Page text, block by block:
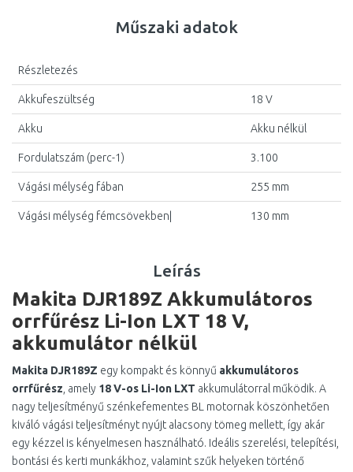
Leírás
Makita DJR189Z Akkumulátoros
orrfűrész Li-Ion LXT 18 V,
akkumulátor nélkül
Makita DJR189Z egy kompakt és könnyű akkumulátoros
orrfűrész , amely 18 V-os Li-Ion LXT akkumulátorral működik. A
nagy teljesítményű szénkefementes BL motornak köszönhetően
kiváló vágási teljesítményt nyújt alacsony tömeg mellett, így akár
egy kézzel is kényelmesen használható. Ideális szerelési, telepítési,
bontási és kerti munkákhoz, valamint szűk helyeken történő
Műszaki adatok
Részletezés
Akkufeszültség 18 V
Akku Akku nélkül
Fordulatszám (perc-1) 3.100
Vágási mélység fában 255 mm
Vágási mélység fémcsövekben| 130 mm